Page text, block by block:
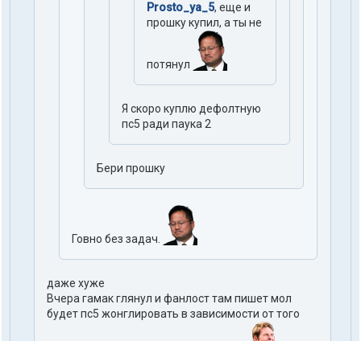
Prosto_ya_5, еще и
прошку купил, а ты не
потянул
Я скоро куплю дефолтную
пс5 ради паука 2
Бери прошку
Говно без задач.
даже хуже
Вчера гамак глянул и фанлост там пишет мол
будет пс5 жонглировать в зависимости от того